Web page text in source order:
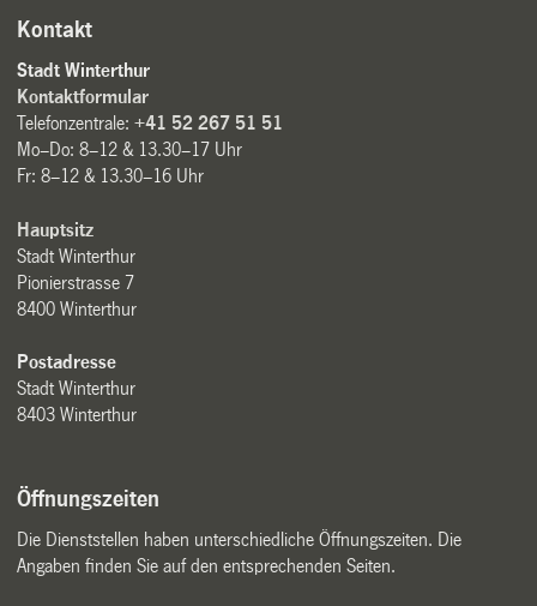
Kontakt
Stadt Winterthur
Kontaktformular
Telefonzentrale:+41 52 267 51 51
Mo–Do: 8–12 & 13.30–17 Uhr
Fr: 8–12 & 13.30–16 Uhr
Hauptsitz
Stadt Winterthur
Pionierstrasse 7
8400 Winterthur
Postadresse
Stadt Winterthur
8403 Winterthur
Öffnungszeiten
Die Dienststellen haben unterschiedliche Öffnungszeiten. Die
Angaben finden Sie auf den entsprechenden Seiten.